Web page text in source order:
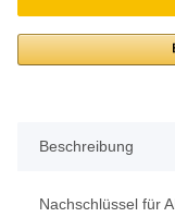
Beschreibung
Nachschlüssel für